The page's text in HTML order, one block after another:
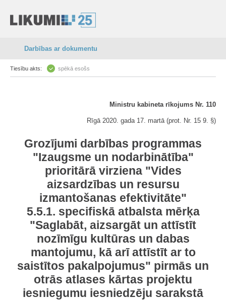
Darbības ar dokumentu
Tiesību akts: spēkā esošs
Ministru kabineta rīkojums Nr. 110
Rīgā 2020. gada 17. martā (prot. Nr. 15 9. §)
Grozījumi darbības programmas
"Izaugsme un nodarbinātība"
prioritārā virziena "Vides
aizsardzības un resursu
izmantošanas efektivitāte"
5.5.1. specifiskā atbalsta mērķa
"Saglabāt, aizsargāt un attīstīt
nozīmīgu kultūras un dabas
mantojumu, kā arī attīstīt ar to
saistītos pakalpojumus" pirmās un
otrās atlases kārtas projektu
iesniegumu iesniedzēju sarakstā